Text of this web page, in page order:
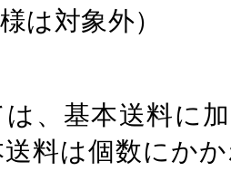
は対象外）
、基本送料に
料は個数にか